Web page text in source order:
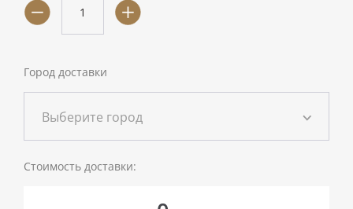
Город доставки
Выберите город
Стоимость доставки: